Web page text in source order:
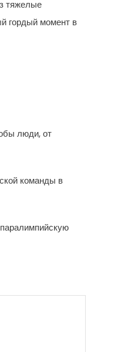
тяжелые
гордый момент в
люди, от
команды в